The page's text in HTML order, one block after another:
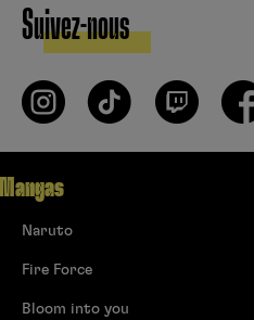
Suivez-nous
Mangas
Naruto
Fire Force
Bloom into you